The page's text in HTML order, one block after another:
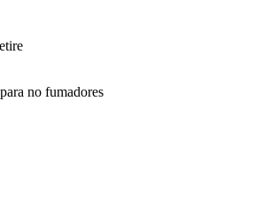
no fumadores